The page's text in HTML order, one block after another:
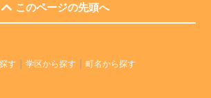
このページの先頭へ
す 学区から探す 町名から探す